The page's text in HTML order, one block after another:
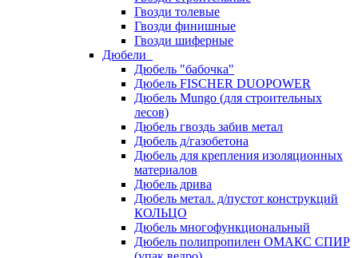
Гвозди толевые
Гвозди финишные
Гвозди шиферные
Дюбели
Дюбель "бабочка"
Дюбель FISCHER DUOPOWER
Дюбель Mungo (для строительных
лесов)
Дюбель гвоздь забив метал
Дюбель д/газобетона
Дюбель для крепления изоляционных
материалов
Дюбель дрива
Дюбель метал. д/пустот конструкций
КОЛЬЦО
Дюбель многофункциональный
Дюбель полипропилен ОМАКС СПИР